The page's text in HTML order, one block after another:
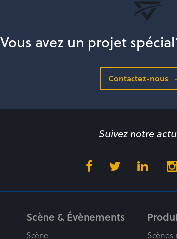
Vous avez un projet
Contactez-nous
Suivez notre
Scène & Évènements
Scène Scènes